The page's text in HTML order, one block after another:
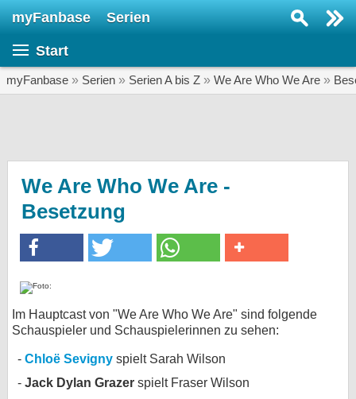
myFanbase Serien
Start
myFanbase » Serien » Serien A bis Z » We Are Who We Are »
We Are Who We Are -
Besetzung
Im Hauptcast von "We Are Who We Are" sind folgende
Schauspieler und Schauspielerinnen zu sehen:
Chloë Sevigny spielt Sarah Wilson
Jack Dylan Grazer spielt Fraser Wilson
SERIEN
Specials
Gewinnspiele
bei X